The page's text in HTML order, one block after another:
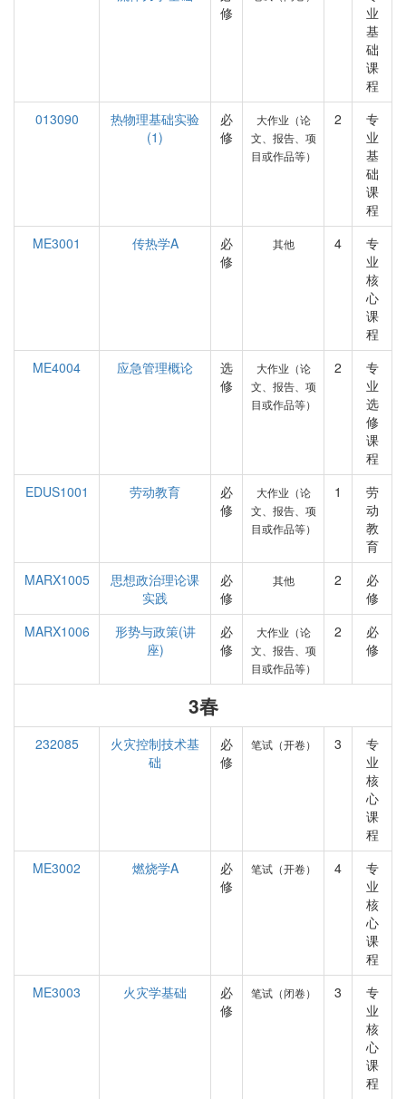
修
业
基
础
课
程
013090
热物理基础实验
(1)
必
修
大作业（论
文、报告、项
目或作品等）
2
专
业
基
础
课
程
ME3001
传热学A
必
修
其他 4
专
业
核
心
课
程
ME4004
应急管理概论
选
修
大作业（论
文、报告、项
目或作品等）
2
专
业
选
修
课
程
EDUS1001
劳动教育
必
修
大作业（论
文、报告、项
目或作品等）
1
劳
动
教
育
MARX1005
思想政治理论课
实践
必
修
其他 2
必
修
MARX1006
形势与政策(讲
座)
必
修
大作业（论
文、报告、项
目或作品等）
2
必
修
3春
232085
火灾控制技术基
础
必
修
笔试（开卷） 3
专
业
核
心
课
程
ME3002
燃烧学A
必
修
笔试（开卷） 4
专
业
核
心
课
程
ME3003
火灾学基础
必
修
笔试（闭卷） 3
专
业
核
心
课
程